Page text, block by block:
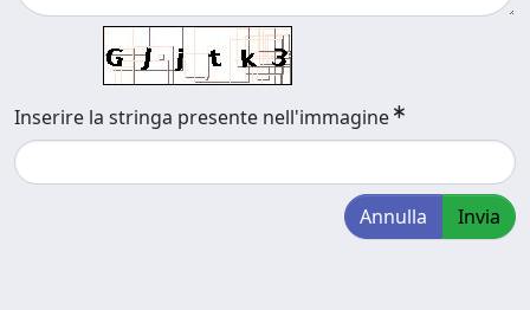
Inserire la stringa presente nell'immagine
Annulla Invia